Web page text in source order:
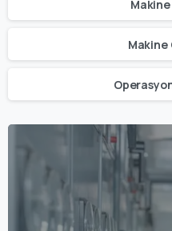
Makine
Makine